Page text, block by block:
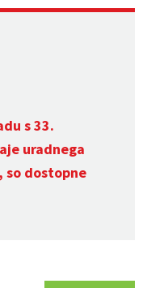
s 33.
uradnega
so dostopne